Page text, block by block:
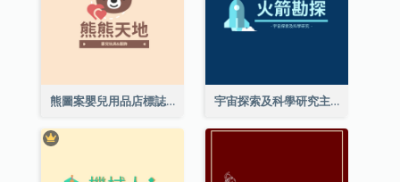
熊圖案嬰兒用品店標誌 宇宙探索及科學研究主題標誌設計